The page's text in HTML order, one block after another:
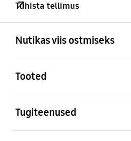
Tühista tellimus
Nutikas viis ostmiseks
Tooted
Tugiteenused